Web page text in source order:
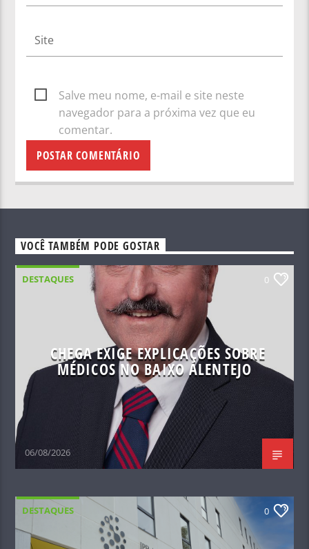
Salve meu nome, e-mail e site neste
navegador para a próxima vez que eu
comentar.
VOCÊ TAMBÉM PODE GOSTAR
DESTAQUES 0
CHEGA EXIGE EXPLICAÇÕES SOBRE
MÉDICOS NO BAIXO ALENTEJO
06/08/2026
DESTAQUES 0